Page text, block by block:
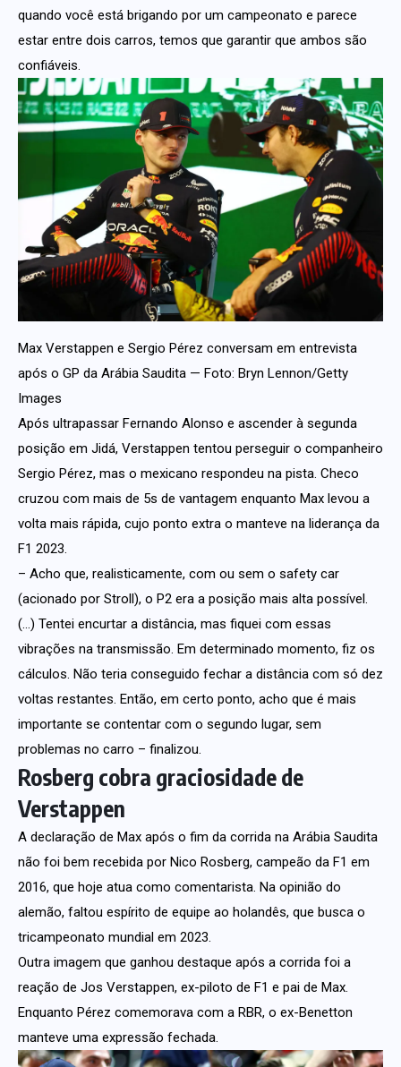
quando você está brigando por um campeonato e parece
estar entre dois carros, temos que garantir que ambos são
confiáveis.
Max Verstappen e Sergio Pérez conversam em entrevista
após o GP da Arábia Saudita — Foto: Bryn Lennon/Getty
Images
Após ultrapassar Fernando Alonso e ascender à segunda
posição em Jidá, Verstappen tentou perseguir o companheiro
Sergio Pérez, mas o mexicano respondeu na pista. Checo
cruzou com mais de 5s de vantagem enquanto Max levou a
volta mais rápida, cujo ponto extra o manteve na liderança da
F1 2023.
– Acho que, realisticamente, com ou sem o safety car
(acionado por Stroll), o P2 era a posição mais alta possível.
(…) Tentei encurtar a distância, mas fiquei com essas
vibrações na transmissão. Em determinado momento, fiz os
cálculos. Não teria conseguido fechar a distância com só dez
voltas restantes. Então, em certo ponto, acho que é mais
importante se contentar com o segundo lugar, sem
problemas no carro – finalizou.
Rosberg cobra graciosidade de
Verstappen
A declaração de Max após o fim da corrida na Arábia Saudita
não foi bem recebida por Nico Rosberg, campeão da F1 em
2016, que hoje atua como comentarista. Na opinião do
alemão, faltou espírito de equipe ao holandês, que busca o
tricampeonato mundial em 2023.
Outra imagem que ganhou destaque após a corrida foi a
reação de Jos Verstappen, ex-piloto de F1 e pai de Max.
Enquanto Pérez comemorava com a RBR, o ex-Benetton
manteve uma expressão fechada.